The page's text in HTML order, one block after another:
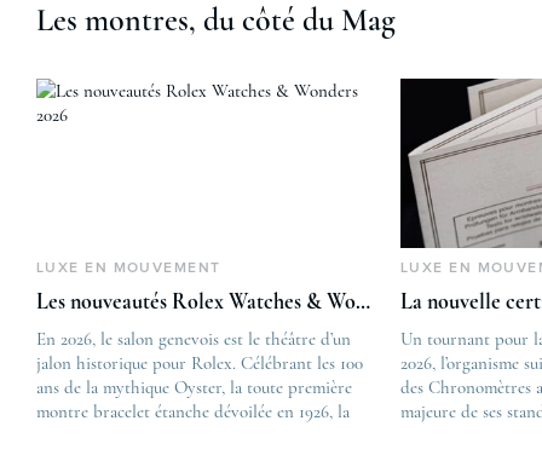
Les montres, du côté du Mag
LUXE EN MOUVEMENT
Les nouveautés Rolex Watches & Wonders 2026
En 2026, le salon genevois est le théâtre d’un
jalon historique pour Rolex. Célébrant les 100
ans de la mythique Oyster, la toute première
montre bracelet étanche dévoilée en 1926, la
The post
Les nouveautés
first appeared on
Lovetime
LUXE EN
La nouvelle
Un tournant pour
2026, l’organisme
des Chronomètres
majeure de ses